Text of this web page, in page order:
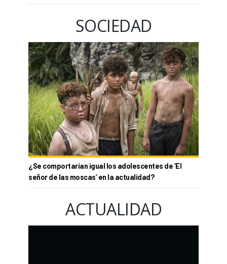
SOCIEDAD
¿Se comportarían igual los adolescentes de ‘El
señor de las moscas’ en la actualidad?
ACTUALIDAD